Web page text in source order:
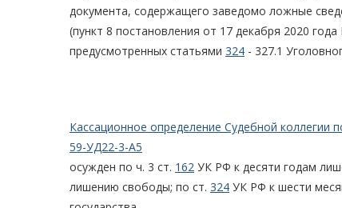
документа, содержащего заведомо ложные
(пункт 8 постановления от 17 декабря 2020
предусмотренных статьями 324 - 327.1
Кассационное определение Судебной коллегии
59-УД22-3-А5
осужден по ч. 3 ст. 162 УК РФ к десяти годам
лишению свободы; по ст. 324 УК РФ к шести